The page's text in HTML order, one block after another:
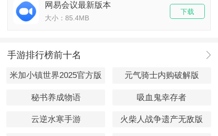
网易会议最新版本
大小：85.4MB
下载
手游排行榜前十名
米加小镇世界2025官方版 元气骑士内购破解版
秘书养成物语 吸血鬼幸存者
云逆水寒手游 火柴人战争遗产无敌版